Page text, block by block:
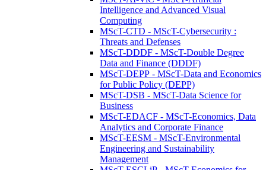
Intelligence and Advanced Visual
Computing
MScT-CTD - MScT-Cybersecurity :
Threats and Defenses
MScT-DDDF - MScT-Double Degree
Data and Finance (DDDF)
MScT-DEPP - MScT-Data and Economics
for Public Policy (DEPP)
MScT-DSB - MScT-Data Science for
Business
MScT-EDACF - MScT-Economics, Data
Analytics and Corporate Finance
MScT-EESM - MScT-Environmental
Engineering and Sustainability
Management